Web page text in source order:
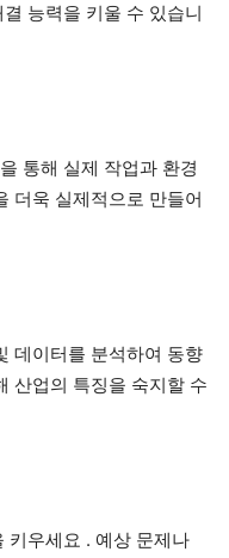
능력을 키울 수 있습니
통해 실제 작업과 환경
더욱 실제적으로 만들어
데이터를 분석하여 동향
산업의 특징을 숙지할 수
키우세요 . 예상 문제나